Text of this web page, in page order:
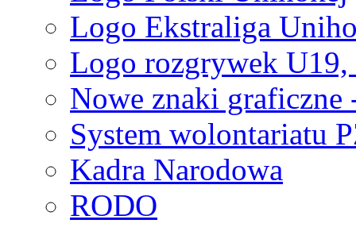
Logo Ekstraliga
Logo rozgrywek
Nowe znaki graficzne
System wolontariatu
Kadra Narodowa
RODO